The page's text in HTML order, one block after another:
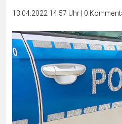
13.04.2022 14:57 Uhr| 0